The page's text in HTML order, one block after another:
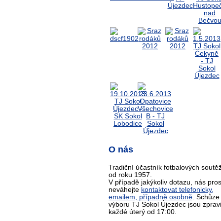
O nás
Tradiční účastník fotbalových
od roku 1957.
V případě jakýkoliv dotazu, nás
neváhejte kontaktovat telefonicky,
emailem, případně osobně. Schůze
výboru TJ Sokol Újezdec jsou
každé úterý od 17:00.